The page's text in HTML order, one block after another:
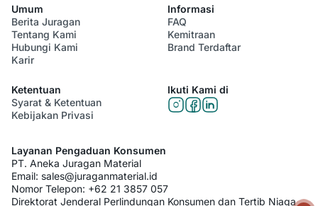
Umum
Berita Juragan
Tentang Kami
Hubungi Kami
Karir
Informasi
FAQ
Kemitraan
Brand Terdaftar
Ketentuan
Syarat & Ketentuan
Kebijakan Privasi
Ikuti Kami di
Layanan Pengaduan Konsumen
PT. Aneka Juragan Material
Email: sales@juraganmaterial.id
Nomor Telepon: +62 21 3857 057
Direktorat Jenderal Perlindungan Konsumen dan Tertib Niaga